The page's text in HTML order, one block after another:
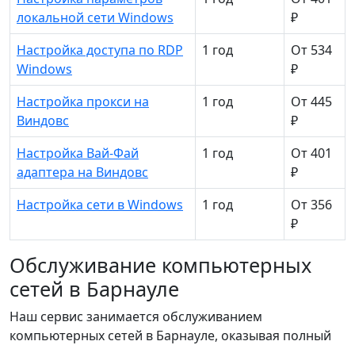
локальной сети Windows
₽
Настройка доступа по RDP
Windows
1 год
От 534
₽
Настройка прокси на
Виндовс
1 год
От 445
₽
Настройка Вай-Фай
адаптера на Виндовс
1 год
От 401
₽
Настройка сети в Windows
1 год
От 356
₽
Обслуживание компьютерных
сетей в Барнауле
Наш сервис занимается обслуживанием
компьютерных сетей в Барнауле, оказывая полный